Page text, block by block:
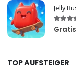
Jelly
Gratis
TOP AUFSTEIGER